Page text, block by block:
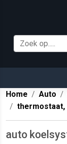
Home
Auto
thermostaat,
auto